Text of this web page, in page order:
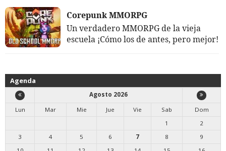
Corepunk MMORPG
Un verdadero MMORPG de la vieja
escuela ¡Cómo los de antes, pero mejor!
Agenda
Agosto 2026
Lun
Mar Mie Jue Vie Sab
Dom
1
2
3
4 5 6 7 8
9